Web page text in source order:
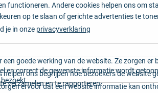
functioneren. Andere cookies helpen ons om
op te slaan of gerichte advertenties te
je in onze privacyverklaring
een goede werking van de website. Ze zorgen er
en correct de gewenste informatie wordt
ons begrijpen hoe bezoekers de website
verzamelen en te rapporteren.
ervoor dat een website informatie kan